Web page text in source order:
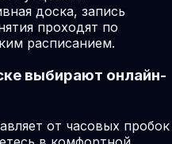
доска, запись
проходят по
расписанием.
выбирают онлайн-
от часовых пробок